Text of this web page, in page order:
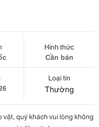
Hình thức
Cần bán
Loại tin
Thường
quý khách vui lòng không